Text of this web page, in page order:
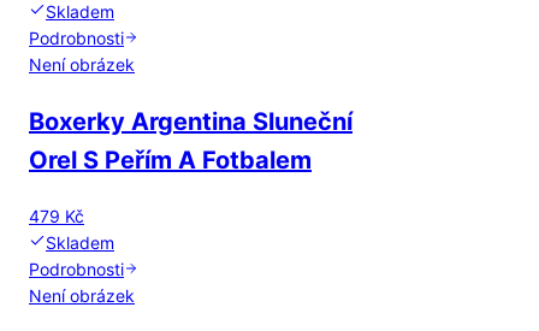
Skladem
Podrobnosti
Není obrázek
Boxerky Argentina Sluneční
Orel S Peřím A Fotbalem
479 Kč
Skladem
Podrobnosti
Není obrázek